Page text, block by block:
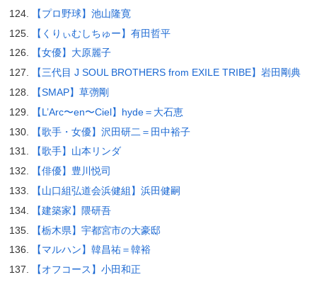
【プロ野球】池山隆寛
【くりぃむしちゅー】有田哲平
【女優】大原麗子
【三代目 J SOUL BROTHERS from EXILE TRIBE】岩田剛典
【SMAP】草彅剛
【L’Arc〜en〜Ciel】hyde＝大石恵
【歌手・女優】沢田研二＝田中裕子
【歌手】山本リンダ
【俳優】豊川悦司
【山口組弘道会浜健組】浜田健嗣
【建築家】隈研吾
【栃木県】宇都宮市の大豪邸
【マルハン】韓昌祐＝韓裕
【オフコース】小田和正